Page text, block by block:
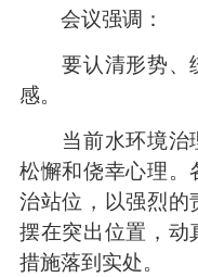
会议强调：
要认清形势、
感。
当前水环境治
松懈和侥幸心理。
治站位，以强烈的
摆在突出位置，动
措施落到实处。